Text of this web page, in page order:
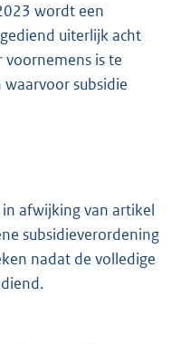
wordt een
uiterlijk acht
is te
subsidie
afwijking van artikel
subsidieverordening
nadat de volledige